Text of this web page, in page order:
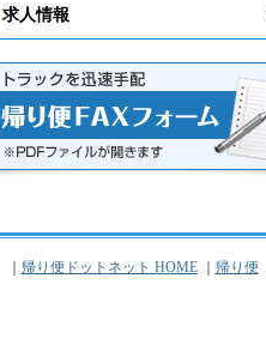
求人情報
帰り便ドットネット HOME｜ 帰り便